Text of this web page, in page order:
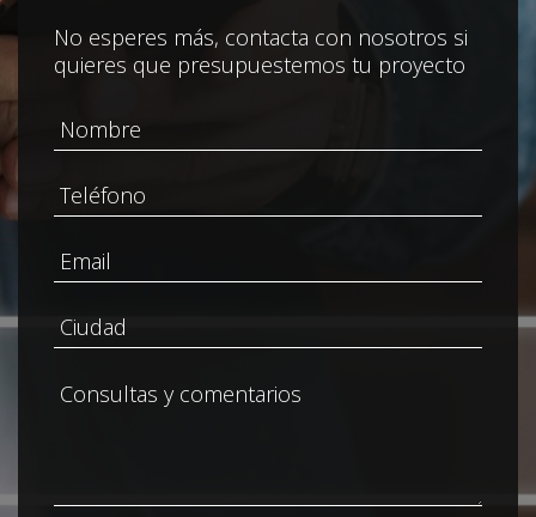
No esperes más, contacta con nosotros si
quieres que presupuestemos tu proyecto